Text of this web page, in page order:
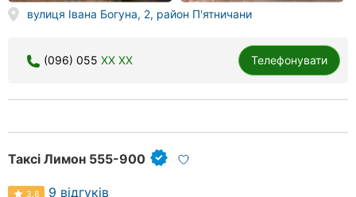
вулиця Івана Богуна, 2, район П'ятничани
(096) 055 XX XX Телефонувати
Таксі Лимон 555-900
3.8 9 відгуків